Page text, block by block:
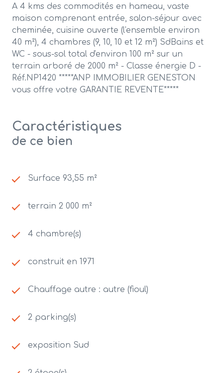
A 4 kms des commodités en hameau, vaste
maison comprenant entrée, salon-séjour avec
cheminée, cuisine ouverte (l'ensemble environ
40 m²), 4 chambres (9, 10, 10 et 12 m²) SdBains et
WC - sous-sol total d'environ 100 m² sur un
terrain arboré de 2000 m² - Classe énergie D -
Réf.NP1420 *****ANP IMMOBILIER GENESTON
vous offre votre GARANTIE REVENTE*****
Caractéristiques
de ce bien
Surface 93,55 m²
terrain 2 000 m²
4 chambre(s)
construit en 1971
Chauffage autre : autre (fioul)
2 parking(s)
exposition Sud